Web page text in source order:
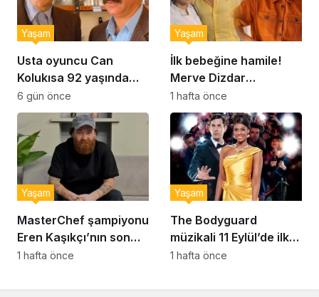
Usta oyuncu Can
Kolukısa 92 yaşında
hayatını kaybetti
Yaşam
6 gün önce
İlk bebeğine hamile!
Merve Dizdar
sessizliğini bozdu: ‘İsim
bulmak çok zor’
Yaşam
1 hafta önce
MasterChef şampiyonu
Eren Kaşıkçı’nın son
anlarındaki kahreden
Yaşam
1 hafta önce
The Bodyguard
müzikali 11 Eylül’de ilk
kez Türkiye’de
Yaşam
1 hafta önce